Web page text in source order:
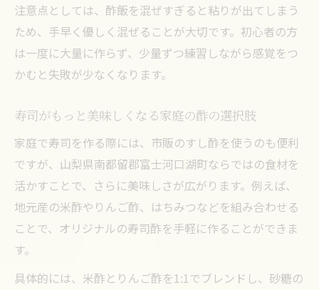
注意点としては、酢飯を混ぜすぎると粘りが出てしまう
ため、手早く優しく混ぜることが大切です。初心者の方
は一度に大量に作らず、少量ずつ練習しながら感覚をつ
かむと失敗が少なくなります。
寿司がもっと美味しくなる家庭の酢の選択肢
家庭で寿司を作る際には、市販のすし酢を使うのも便利
ですが、山梨県南都留郡富士河口湖町ならではの食材を
活かすことで、さらに美味しさが広がります。例えば、
地元産の米酢やりんご酢、はちみつなどを組み合わせる
ことで、オリジナルの寿司酢を手軽に作ることができま
す。
具体的には、米酢とりんご酢を1:1でブレンドし、砂糖の